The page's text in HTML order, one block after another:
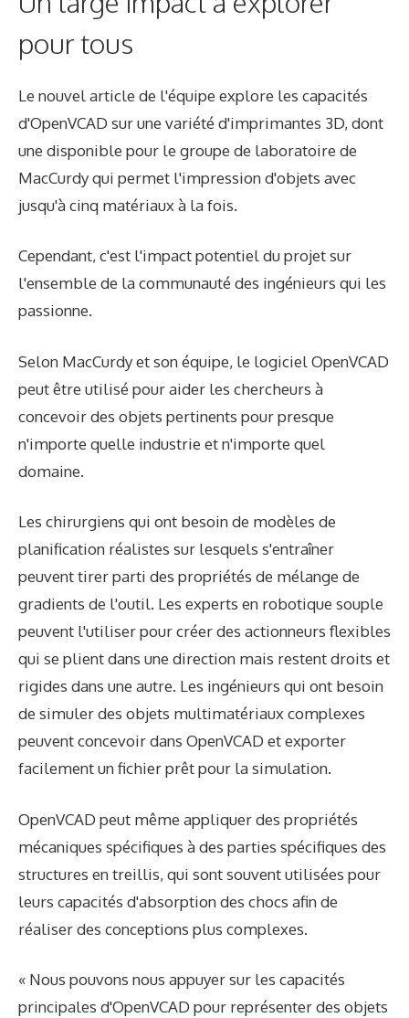
pour tous
Le nouvel article de l'équipe explore les capacités
d'OpenVCAD sur une variété d'imprimantes 3D, dont
une disponible pour le groupe de laboratoire de
MacCurdy qui permet l'impression d'objets avec
jusqu'à cinq matériaux à la fois.
Cependant, c'est l'impact potentiel du projet sur
l'ensemble de la communauté des ingénieurs qui les
passionne.
Selon MacCurdy et son équipe, le logiciel OpenVCAD
peut être utilisé pour aider les chercheurs à
concevoir des objets pertinents pour presque
n'importe quelle industrie et n'importe quel
domaine.
Les chirurgiens qui ont besoin de modèles de
planification réalistes sur lesquels s'entraîner
peuvent tirer parti des propriétés de mélange de
gradients de l'outil. Les experts en robotique souple
peuvent l'utiliser pour créer des actionneurs flexibles
qui se plient dans une direction mais restent droits et
rigides dans une autre. Les ingénieurs qui ont besoin
de simuler des objets multimatériaux complexes
peuvent concevoir dans OpenVCAD et exporter
facilement un fichier prêt pour la simulation.
OpenVCAD peut même appliquer des propriétés
mécaniques spécifiques à des parties spécifiques des
structures en treillis, qui sont souvent utilisées pour
leurs capacités d'absorption des chocs afin de
réaliser des conceptions plus complexes.
« Nous pouvons nous appuyer sur les capacités
principales d'OpenVCAD pour représenter des objets